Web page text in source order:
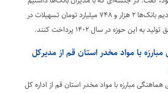
مصوب کردیم بانک‌ها ۲ هزار و ۷۴۸ میلیارد تومان تسهیلات در
به این حوزه در سال ۱۴۰۲ پرداخت کنند.
با مواد مخدر استان قم از مدیرکل
هماهنگی مبارزه با مواد مخدر استان قم از اداره کل